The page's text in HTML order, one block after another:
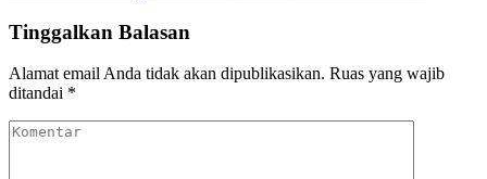
Tinggalkan Balasan
Alamat email Anda tidak akan dipublikasikan. Ruas yang wajib
ditandai *
Komentar